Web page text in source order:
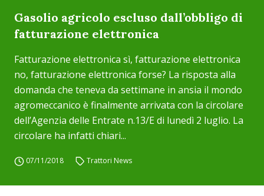
Gasolio agricolo escluso dall’obbligo di
fatturazione elettronica
Fatturazione elettronica sì, fatturazione elettronica
no, fatturazione elettronica forse? La risposta alla
domanda che teneva da settimane in ansia il mondo
agromeccanico è finalmente arrivata con la circolare
dell’Agenzia delle Entrate n.13/E di lunedì 2 luglio. La
circolare ha infatti chiari...
07/11/2018 Trattori News